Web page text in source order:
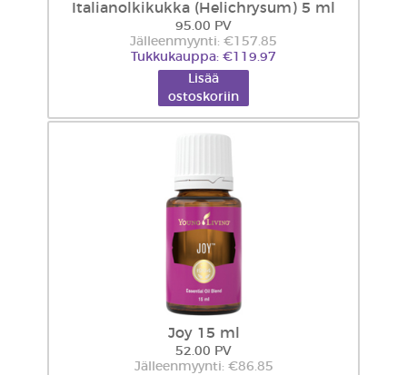
Italianolkikukka (Helichrysum) 5 ml
95.00 PV
Jälleenmyynti: €157.85
Tukkukauppa: €119.97
Lisää
ostoskoriin
Joy 15 ml
52.00 PV
Jälleenmyynti: €86.85